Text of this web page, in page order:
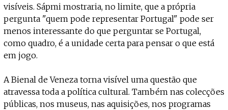
visíveis. Sápmi mostraria, no limite, que a própria
pergunta "quem pode representar Portugal" pode ser
menos interessante do que perguntar se Portugal,
como quadro, é a unidade certa para pensar o que está
em jogo.
A Bienal de Veneza torna visível uma questão que
atravessa toda a política cultural. Também nas colecções
públicas, nos museus, nas aquisições, nos programas